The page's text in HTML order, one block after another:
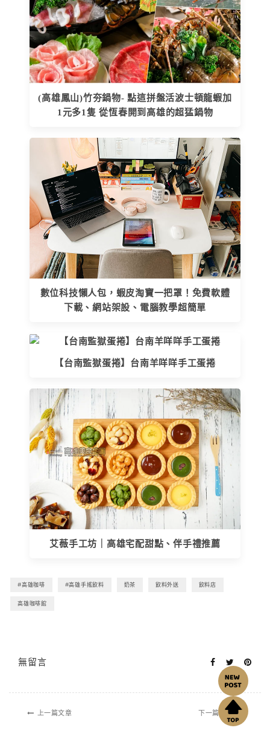
(高雄鳳山)竹夯鍋物- 點這拼盤活波士頓龍蝦加
1元多1隻 從恆春開到高雄的超猛鍋物
數位科技懶人包，蝦皮淘寶一把罩！免費軟體
下載、網站架設、電腦教學超簡單
【台南監獄蛋捲】台南羊咩咩手工蛋捲
艾薇手工坊｜高雄宅配甜點、伴手禮推薦
#高雄咖啡 #高雄手搖飲料 奶茶 飲料外送 飲料店
高雄咖啡館
無留言
上一篇文章 下一篇文章